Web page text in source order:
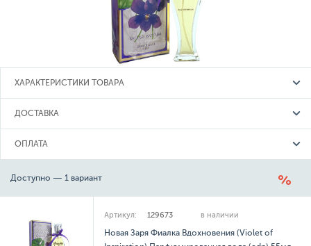
ХАРАКТЕРИСТИКИ ТОВАРА
ДОСТАВКА
ОПЛАТА
Доступно — 1 вариант
Артикул: 129673 в наличии
Новая Заря Фиалка Вдохновения (Violet of